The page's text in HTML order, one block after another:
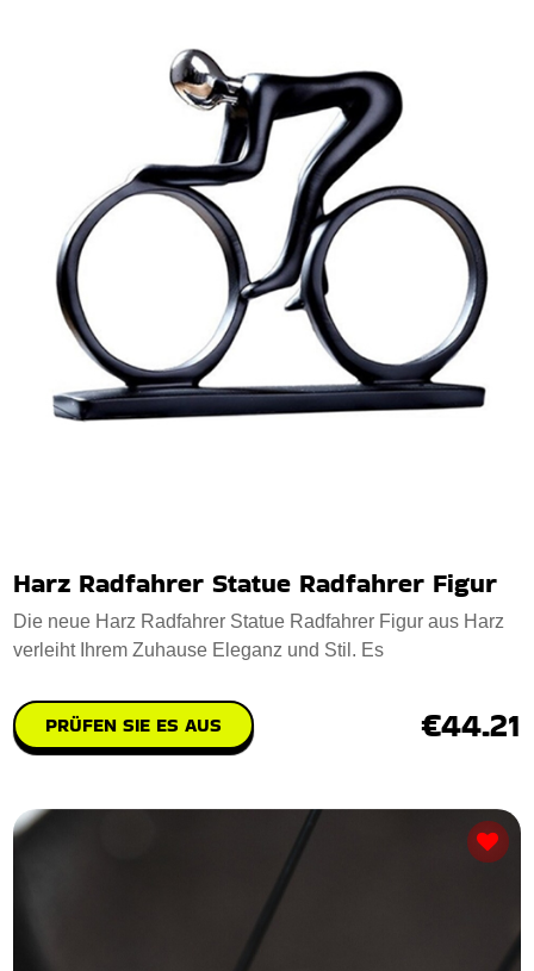
Harz Radfahrer Statue Radfahrer Figur
Die neue Harz Radfahrer Statue Radfahrer Figur aus Harz
verleiht Ihrem Zuhause Eleganz und Stil. Es
PRÜFEN SIE ES AUS €44.21